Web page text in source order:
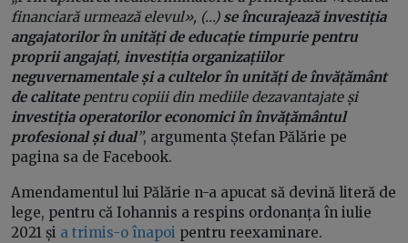
financiară urmează elevul», (...) se încurajează investiția
angajatorilor în unități de educație timpurie pentru
proprii angajați, investiția organizațiilor
neguvernamentale și a cultelor în unități de învățământ
de calitatepentru copiii din mediile dezavantajate și
investiția operatorilor economici în învățământul
profesional și dual”, argumenta Ștefan Pălărie pe
pagina sa de Facebook.
Amendamentul lui Pălărie n-a apucat să devină literă de
lege, pentru că Iohannis a respins ordonanța în iulie
2021 și a trimis-o înapoi pentru reexaminare.